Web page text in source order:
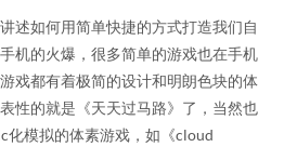
述如何用简单快捷的方式打造我们自
机的火爆，很多简单的游戏也在手机
戏都有着极简的设计和明朗色块的体
性的就是《天天过马路》了，当然也
化模拟的体素游戏，如《cloud